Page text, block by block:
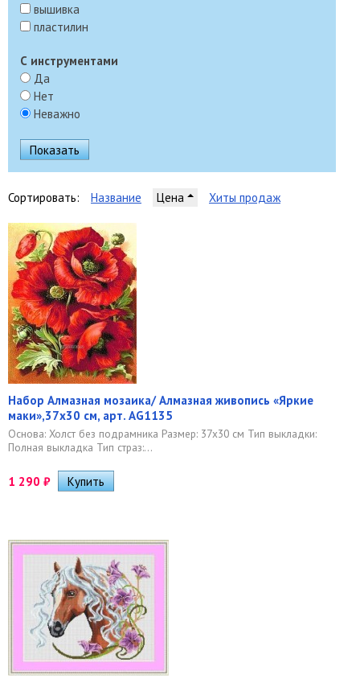
вышивка
пластилин
С инструментами
Да
Нет
Неважно
Сортировать: Название Цена Хиты продаж
Набор Алмазная мозаика/ Алмазная живопись «Яркие
маки»,37х30 см, арт. AG1135
Основа: Холст без подрамника Размер: 37х30 см Тип выкладки:
Полная выкладка Тип страз:...
1 290 ₽